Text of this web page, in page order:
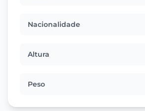
Nacionalidade
Altura
Peso